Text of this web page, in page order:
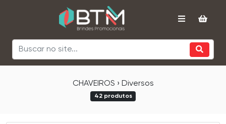
CHAVEIROS › Diversos
42 produtos